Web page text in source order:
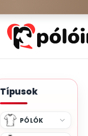
Típusok
PÓLÓK